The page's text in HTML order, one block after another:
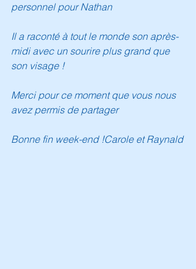
personnel pour Nathan
Il a raconté à tout le monde son après-
midi avec un sourire plus grand que
son visage !
Merci pour ce moment que vous nous
avez permis de partager
Bonne fin week-end !Carole et Raynald